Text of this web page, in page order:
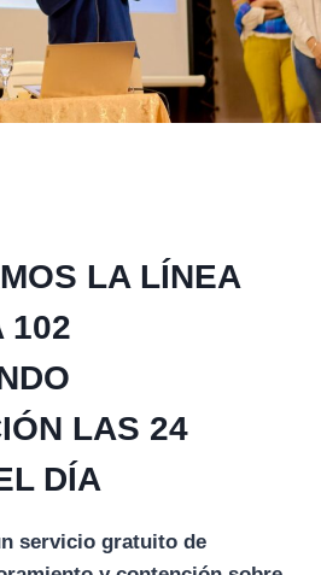
LA LÍNEA
102
LAS 24
DÍA
servicio gratuito de